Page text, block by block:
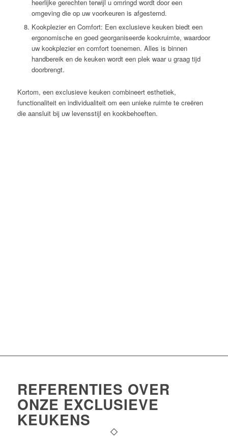
heerlijke gerechten terwijl u omringd wordt door een
omgeving die op uw voorkeuren is afgestemd.
Kookplezier en Comfort: Een exclusieve keuken biedt een
ergonomische en goed georganiseerde kookruimte, waardoor
uw kookplezier en comfort toenemen. Alles is binnen
handbereik en de keuken wordt een plek waar u graag tijd
doorbrengt.
Kortom, een exclusieve keuken combineert esthetiek,
functionaliteit en individualiteit om een unieke ruimte te creëren
die aansluit bij uw levensstijl en kookbehoeften.
REFERENTIES OVER
ONZE EXCLUSIEVE
KEUKENS